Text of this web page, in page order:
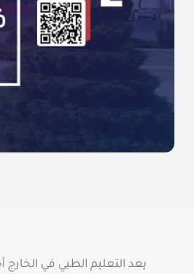
يعد التعليم الطبي في الخارج